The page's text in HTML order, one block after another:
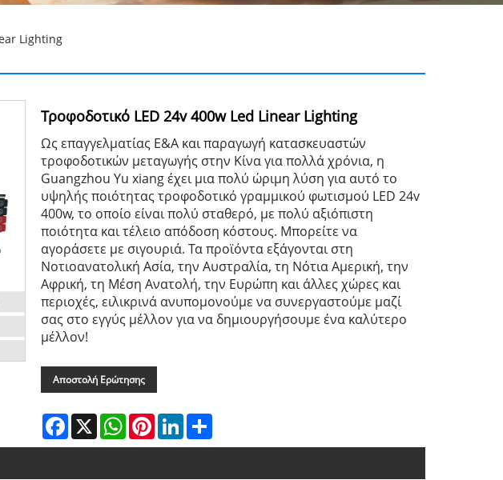
Lighting
Τροφοδοτικό LED 24v 400w Led Linear Lighting
Ως επαγγελματίας Ε&Α και παραγωγή κατασκευαστών
τροφοδοτικών μεταγωγής στην Κίνα για πολλά χρόνια, η
Guangzhou Yu xiang έχει μια πολύ ώριμη λύση για αυτό το
υψηλής ποιότητας τροφοδοτικό γραμμικού φωτισμού LED 24v
400w, το οποίο είναι πολύ σταθερό, με πολύ αξιόπιστη
ποιότητα και τέλειο απόδοση κόστους. Μπορείτε να
αγοράσετε με σιγουριά. Τα προϊόντα εξάγονται στη
Νοτιοανατολική Ασία, την Αυστραλία, τη Νότια Αμερική, την
Αφρική, τη Μέση Ανατολή, την Ευρώπη και άλλες χώρες και
περιοχές, ειλικρινά ανυπομονούμε να συνεργαστούμε μαζί
σας στο εγγύς μέλλον για να δημιουργήσουμε ένα καλύτερο
μέλλον!
Αποστολή Ερώτησης
Facebook
X WhatsAppPinterestLinkedInShare